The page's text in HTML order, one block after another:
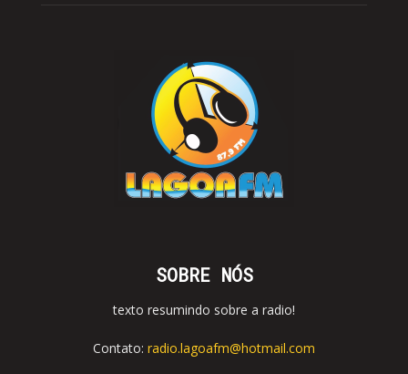
SOBRE NÓS
texto resumindo sobre a radio!
Contato: radio.lagoafm@hotmail.com